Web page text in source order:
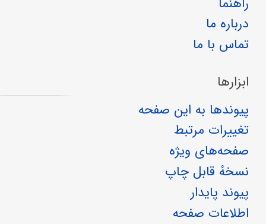
درباره ما
تماس با ما
ابزارها
پیوندها به این صفحه
تغییرات مرتبط
صفحه‌های ویژه
نسخهٔ قابل چاپ
پیوند پایدار
اطلاعات صفحه